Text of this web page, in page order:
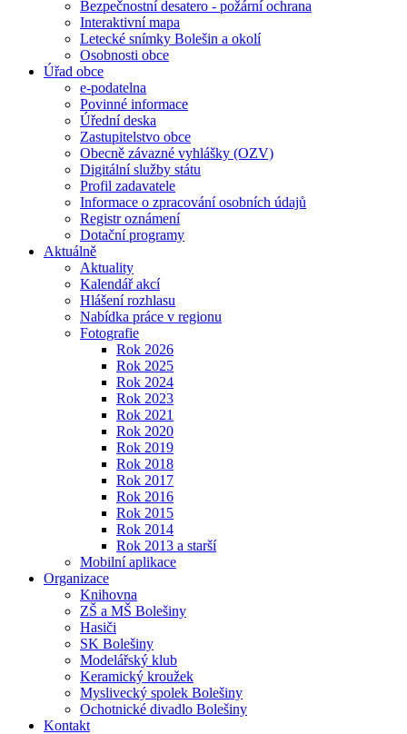
Bezpečnostní desatero - požární ochrana
Interaktivní mapa
Letecké snímky Bolešin a okolí
Osobnosti obce
Úřad obce
e-podatelna
Povinné informace
Úřední deska
Zastupitelstvo obce
Obecně závazné vyhlášky (OZV)
Digitální služby státu
Profil zadavatele
Informace o zpracování osobních údajů
Registr oznámení
Dotační programy
Aktuálně
Aktuality
Kalendář akcí
Hlášení rozhlasu
Nabídka práce v regionu
Fotografie
Rok 2026
Rok 2025
Rok 2024
Rok 2023
Rok 2021
Rok 2020
Rok 2019
Rok 2018
Rok 2017
Rok 2016
Rok 2015
Rok 2014
Rok 2013 a starší
Mobilní aplikace
Organizace
Knihovna
ZŠ a MŠ Bolešiny
Hasiči
SK Bolešiny
Modelářský klub
Keramický kroužek
Myslivecký spolek Bolešiny
Ochotnické divadlo Bolešiny
Kontakt